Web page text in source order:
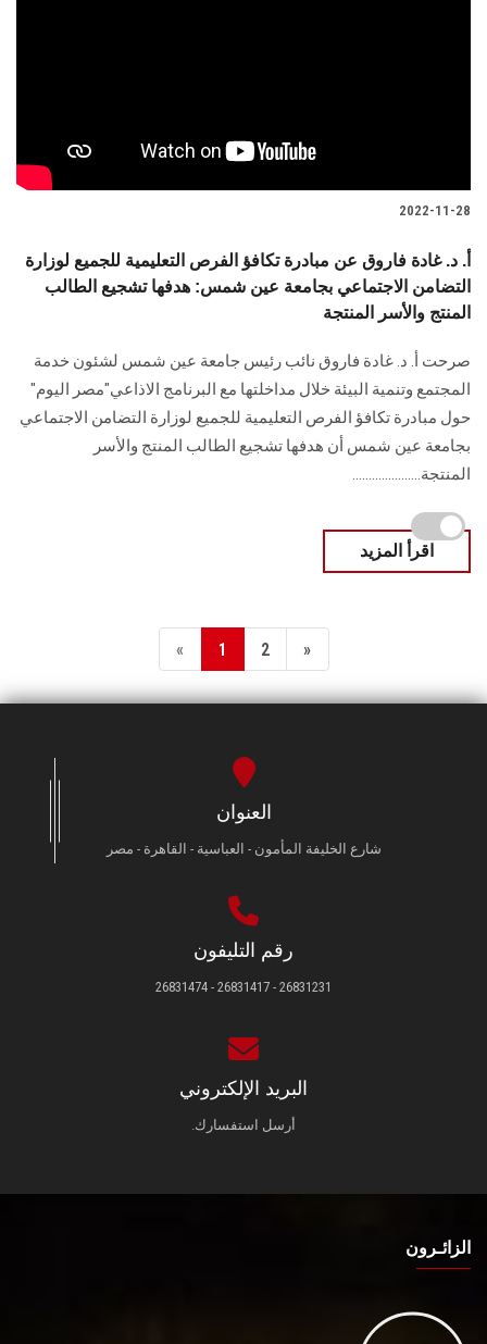
2022-11-28
أ. د. غادة فاروق عن مبادرة تكافؤ الفرص التعليمية للجميع لوزارة
التضامن الاجتماعي بجامعة عين شمس: هدفها تشجيع الطالب
المنتج والأسر المنتجة
صرحت أ. د. غادة فاروق نائب رئيس جامعة عين شمس لشئون خدمة
المجتمع وتنمية البيئة خلال مداخلتها مع البرنامج الاذاعي"مصر اليوم"
حول مبادرة تكافؤ الفرص التعليمية للجميع لوزارة التضامن الاجتماعي
بجامعة عين شمس أن هدفها تشجيع الطالب المنتج والأسر
المنتجة.....................
اقرأ المزيد
« 1 2 »
العنوان
شارع الخليفة المأمون - العباسية - القاهرة - مصر
رقم التليفون
26831231 - 26831417 - 26831474
البريد الإلكتروني
أرسل استفسارك.
الزائـرون